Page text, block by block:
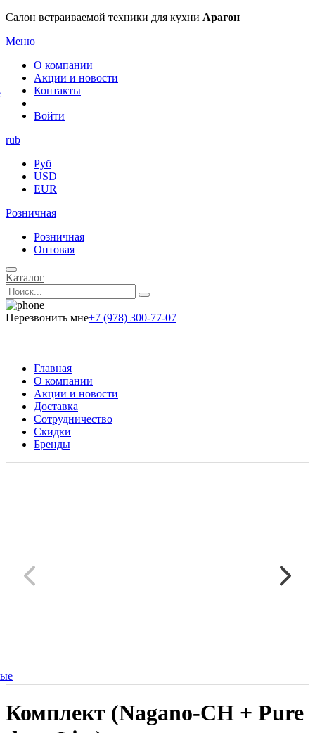
Салон встраиваемой техники для кухни Арагон
Меню
О компании
Акции и новости
Контакты
Войти
rub
Руб
USD
EUR
Розничная
Розничная
Оптовая
Каталог
Перезвонить мне+7 (978) 300-77-07
Главная
О компании
Акции и новости
Доставка
Сотрудничество
Скидки
Бренды
Комплект (Nagano-CH + Pure